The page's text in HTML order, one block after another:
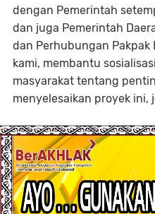
dengan Pemerintah
dan juga Pemerintah
dan Perhubungan
kami, membantu
masyarakat tentang
menyelesaikan proyek ini,